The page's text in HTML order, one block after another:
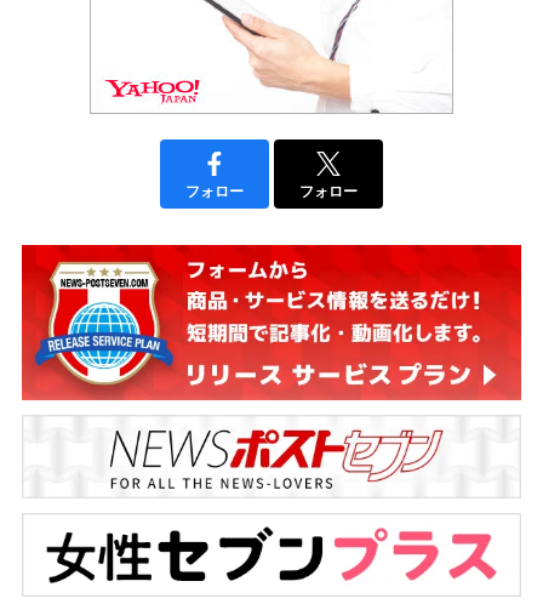
フォロー フォロー